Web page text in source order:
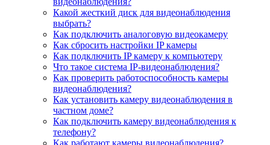
Какой жесткий диск для видеонаблюдения
выбрать?
Как подключить аналоговую видеокамеру
Как сбросить настройки IP камеры
Как подключить IP камеру к компьютеру
Что такое система IP-видеонаблюдения?
Как проверить работоспособность камеры
видеонаблюдения?
Как установить камеру видеонаблюдения в
частном доме?
Как подключить камеру видеонаблюдения к
телефону?
Как работают камеры видеонаблюдения?